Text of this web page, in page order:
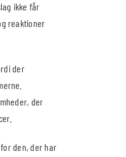
ikke får
reaktioner
der
der
den, der har